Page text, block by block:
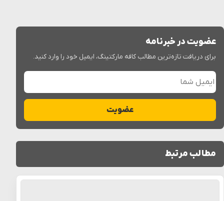
عضویت در خبرنامه
برای دریافت تازه‌ترین مطالب کافه مارکتینگ، ایمیل خود را وارد کنید.
ایمیل شما
عضویت
مطالب مرتبط